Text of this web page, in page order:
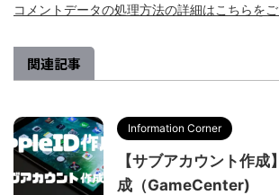
コメントデータの処理方法の詳細はこちらを
関連記事
Information Corner
【サブアカウント作
成（GameCenter)